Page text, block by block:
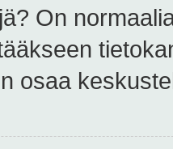
On
osaa